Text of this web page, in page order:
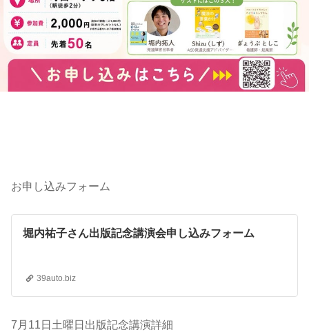
お申し込みフォーム
堀内祐子さん出版記念講演会申し込みフォーム
39auto.biz
7月11日土曜日出版記念講演詳細